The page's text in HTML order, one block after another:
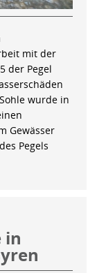
mit der
der Pegel
wurde in
Gewässer
Pegels
in